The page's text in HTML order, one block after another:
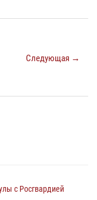
Следующая →
с Росгвардией